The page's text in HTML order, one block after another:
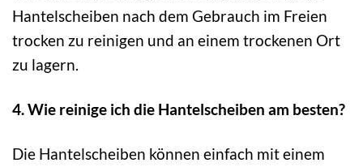
Hantelscheiben nach dem Gebrauch im Freien
trocken zu reinigen und an einem trockenen Ort
zu lagern.
4. Wie reinige ich die Hantelscheiben am besten?
Die Hantelscheiben können einfach mit einem